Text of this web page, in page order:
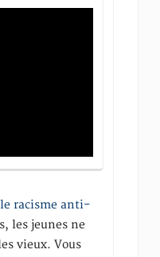
le racisme anti-
les jeunes ne
vieux. Vous